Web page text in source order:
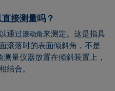
接测量吗？
通过滚动角来测定。这是指具
滚落时的表面倾斜角，不是
量仪器放置在倾斜装置上，
结合。